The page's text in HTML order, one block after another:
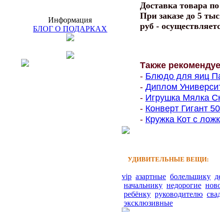
Информация
БЛОГ О ПОДАРКАХ
Доставка товара
При заказе до 5
руб -
Также
- Блюдо для яиц
- Диплом
- Игрушка Мялка
- Конверт Гигант
- Кружка Кот с
УДИВИТЕЛЬНЫЕ ВЕЩИ:
vip азартные болельщику
начальнику недорогие
ребёнку руководителю
эксклюзивные